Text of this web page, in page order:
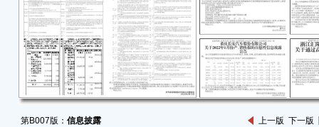
第B007版： 信息披露 上一版 下一版
《
《证
公司
定媒
并理
特
铁岭